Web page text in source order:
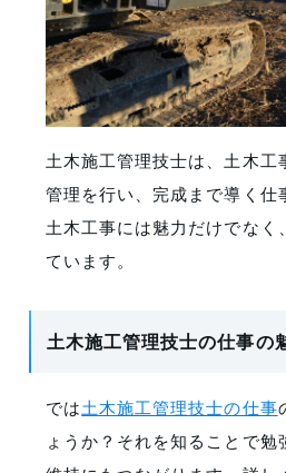
土木施工管理技士は、土木工
管理を行い、完成まで導く仕
土木工事には魅力だけでなく
ています。
土木施工管理技士の仕事の
では土木施工管理技士の仕事
ょうか？それを知ることで勉